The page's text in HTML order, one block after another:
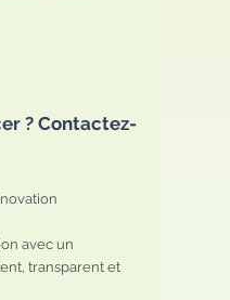
? Contactez-
avec un
transparent et